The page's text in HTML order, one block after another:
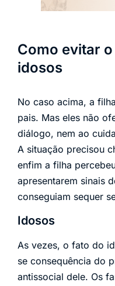
Como evitar
idosos
No caso acima, a
pais. Mas eles não
diálogo, nem ao
A situação precisou
enfim a filha
apresentarem sinais
conseguiam sequer
Idosos
As vezes, o fato do
se consequência do
antissocial dele. Os